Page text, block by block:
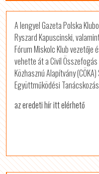
A lengyel Gazeta Polska
Ryszard Kapuscinski,
Fórum Miskolc Klub
vehette át a Civil Összefogás
Közhasznú Alapítvány
Együttműködési
az eredeti hír itt elérhető